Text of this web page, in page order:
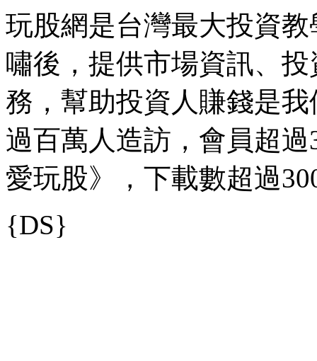
玩股網是台灣最大投資
嘯後，提供市場資訊、
務，幫助投資人賺錢是
過百萬人造訪，會員超過
愛玩股》，下載數超過
{DS}